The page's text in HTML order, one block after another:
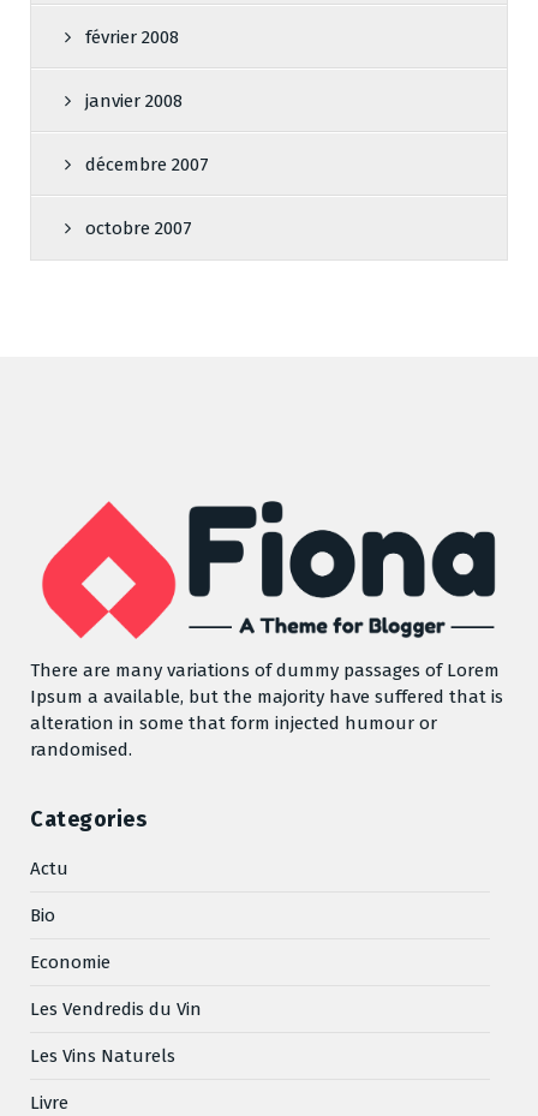
février 2008
janvier 2008
décembre 2007
octobre 2007
There are many variations of dummy passages of Lorem
Ipsum a available, but the majority have suffered that is
alteration in some that form injected humour or
randomised.
Categories
Actu
Bio
Economie
Les Vendredis du Vin
Les Vins Naturels
Livre